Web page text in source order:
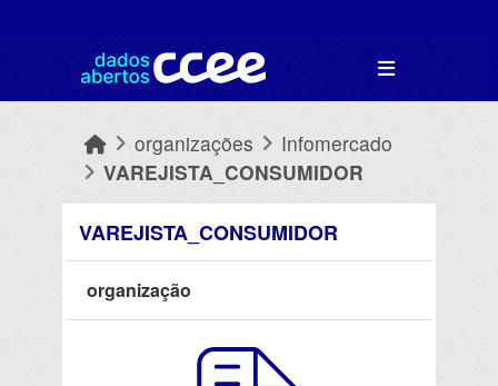
organizações
Infomercado
VAREJISTA_CONSUMIDOR
VAREJISTA_CONSUMIDOR
organização